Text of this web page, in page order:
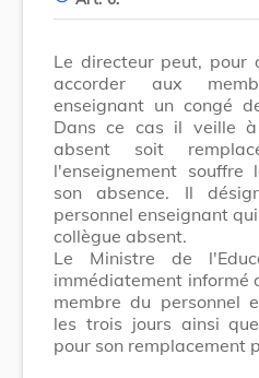
Le directeur peut, pour
accorder aux
enseignant un congé
Dans ce cas il veille
absent soit
l'enseignement
son absence. Il
personnel enseignant
collègue absent.
Le Ministre de
immédiatement informé
membre du personnel
les trois jours ainsi
pour son remplacement